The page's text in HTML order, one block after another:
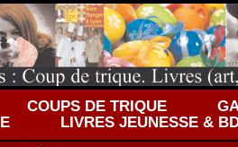
COUPS DE TRIQUE
LIVRES JEUNESSE &